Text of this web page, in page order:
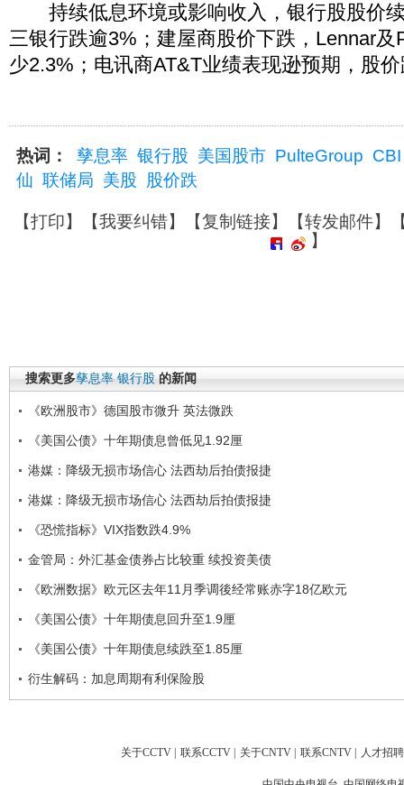
持续低息环境或影响收入，银行股股价
三银行跌逾3%；建屋商股价下跌，Lennar及
少2.3%；电讯商AT&T业绩表现逊预期，股
热词： 孳息率 银行股 美国股市 PulteGroup CBI
仙 联储局 美股 股价跌
【打印】【我要纠错】【复制链接】【转发邮件】
】
搜索更多孳息率 银行股 的新闻
《欧洲股市》德国股市微升 英法微跌
《美国公债》十年期债息曾低见1.92厘
港媒：降级无损市场信心 法西劫后拍债报捷
港媒：降级无损市场信心 法西劫后拍债报捷
《恐慌指标》VIX指数跌4.9%
金管局：外汇基金债券占比较重 续投资美债
《欧洲数据》欧元区去年11月季调後经常账赤字18亿欧元
《美国公债》十年期债息回升至1.9厘
《美国公债》十年期债息续跌至1.85厘
衍生解码：加息周期有利保险股
关于CCTV | 联系CCTV | 关于CNTV | 联系CNTV | 人才招聘